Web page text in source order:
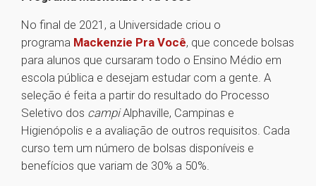
No final de 2021, a Universidade criou o
programa Mackenzie Pra Você, que concede bolsas
para alunos que cursaram todo o Ensino Médio em
escola pública e desejam estudar com a gente. A
seleção é feita a partir do resultado do Processo
Seletivo dos campiAlphaville, Campinas e
Higienópolis e a avaliação de outros requisitos. Cada
curso tem um número de bolsas disponíveis e
benefícios que variam de 30% a 50%.